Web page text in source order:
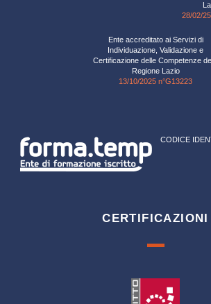
28/02/
Ente accreditato ai Servizi di
Individuazione, Validazione e
Certificazione delle Competenze
Regione Lazio
13/10/2025 n°G13223
CODICE
CERTIFICAZIONI